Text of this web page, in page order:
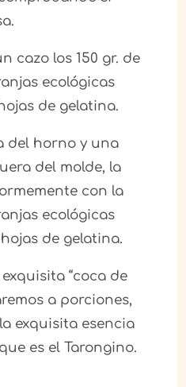
cazo los 150 gr. de
ecológicas
de gelatina.
del horno y una
del molde, la
con la
ecológicas
de gelatina.
“coca de
a porciones,
exquisita esencia
es el Tarongino.